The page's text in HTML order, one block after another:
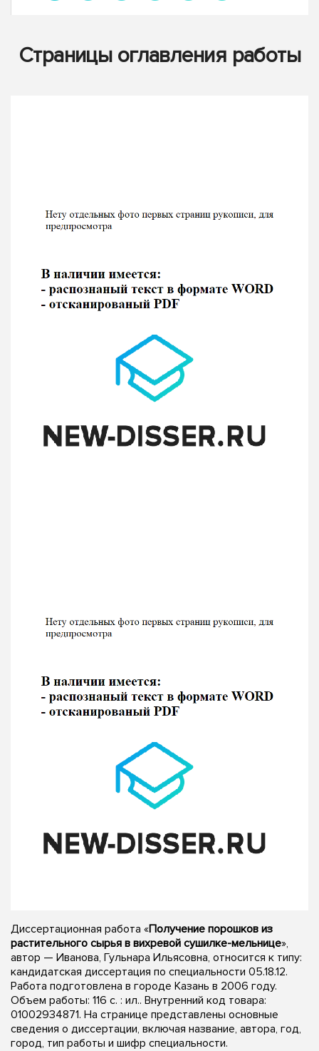
Страницы оглавления работы
Диссертационная работа «Получение порошков из
растительного сырья в вихревой сушилке-мельнице»,
автор — Иванова, Гульнара Ильясовна, относится к типу:
кандидатская диссертация по специальности 05.18.12.
Работа подготовлена в городе Казань в 2006 году.
Объем работы: 116 с. : ил.. Внутренний код товара:
01002934871. На странице представлены основные
сведения о диссертации, включая название, автора, год,
город, тип работы и шифр специальности.